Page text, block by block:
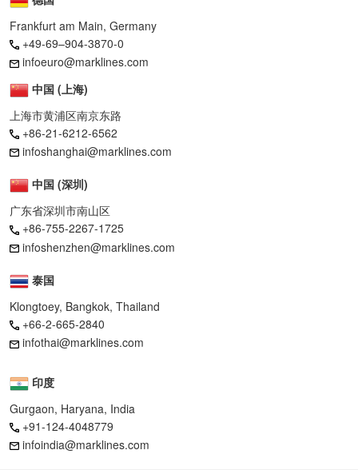
Frankfurt am Main, Germany
+49-69–904-3870-0
infoeuro@marklines.com
中国 (上海)
上海市黄浦区南京东路
+86-21-6212-6562
infoshanghai@marklines.com
中国 (深圳)
广东省深圳市南山区
+86-755-2267-1725
infoshenzhen@marklines.com
泰国
Klongtoey, Bangkok, Thailand
+66-2-665-2840
infothai@marklines.com
印度
Gurgaon, Haryana, India
+91-124-4048779
infoindia@marklines.com